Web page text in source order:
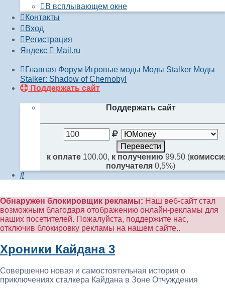
В всплывающем окне
Контакты
Вход
Регистрация
Яндекс
Mail.ru
Главная Форум Игровые моды Моды Stalker Моды
Stalker: Shadow of Chernobyl
Поддержать сайт
Поддержать сайт
к оплате100.00, к получению 99.50 (
получателя 0,5%)
Поиск
Обнаружен блокировщик рекламы: Наш веб-сайт стал
возможным благодаря отображению онлайн-рекламы для
наших посетителей. Пожалуйста, поддержите нас,
отключив блокировку рекламы на нашем сайте..
Хроники Кайдана 3
Совершенно новая и самостоятельная история о
приключениях сталкера Кайдана в Зоне Отчуждения